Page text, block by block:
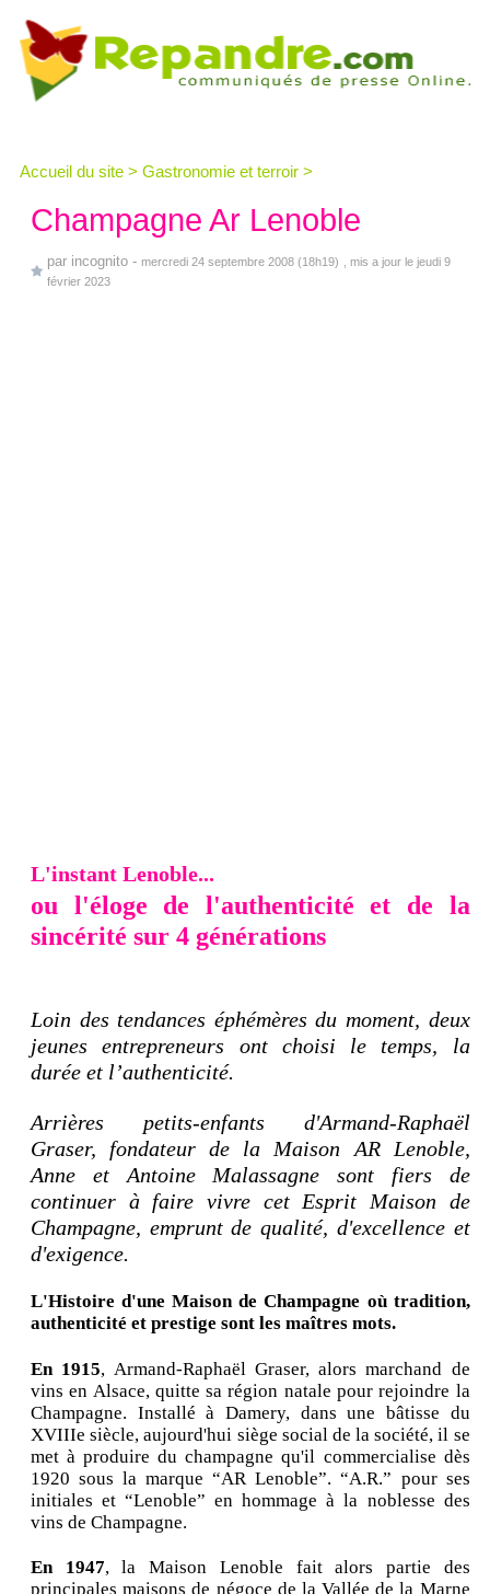
Accueil du site > Gastronomie et terroir >
Champagne Ar Lenoble
par incognito - mercredi 24 septembre 2008 (18h19)
, mis a jour le jeudi 9
février 2023
L'instant Lenoble...
ou l'éloge de l'authenticité et de la
sincérité sur 4 générations
Loin des tendances éphémères du moment, deux
jeunes entrepreneurs ont choisi le temps, la
durée et l’authenticité.
Arrières petits-enfants d'Armand-Raphaël
Graser, fondateur de la Maison AR Lenoble,
Anne et Antoine Malassagne sont fiers de
continuer à faire vivre cet Esprit Maison de
Champagne, emprunt de qualité, d'excellence et
d'exigence.
L'Histoire d'une Maison de Champagne où tradition,
authenticité et prestige sont les maîtres mots.
En 1915, Armand-Raphaël Graser, alors marchand de
vins en Alsace, quitte sa région natale pour rejoindre la
Champagne. Installé à Damery, dans une bâtisse du
XVIIIe siècle, aujourd'hui siège social de la société, il se
met à produire du champagne qu'il commercialise dès
1920 sous la marque “AR Lenoble”. “A.R.” pour ses
initiales et “Lenoble” en hommage à la noblesse des
vins de Champagne.
En 1947, la Maison Lenoble fait alors partie des
principales maisons de négoce de la Vallée de la Marne